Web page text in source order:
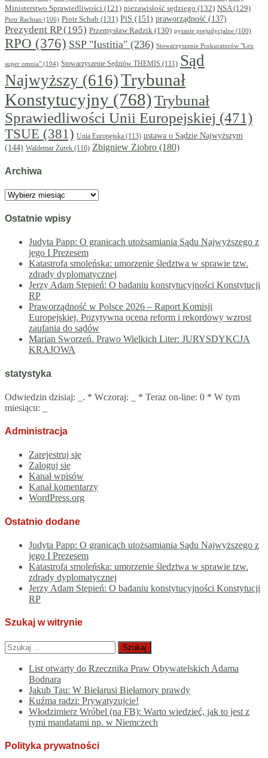
Ministerstwo Sprawiedliwości (121) niezawisłość sędziego (132) NSA(129)
Piotr Rachtan (106) Piotr Schab (131) PiS (151) praworządność (137)
Prezydent RP(195) Przemysław Radzik (130) pytanie prejudycjalne (100)
RPO (376) SSP "Iustitia" (236) Stowarzyszenie Prokuratorów "Lex
super omnia" (104) Stowarzyszenie Sędziów THEMIS (111) Sąd
Najwyższy (616)Trybunał
Konstytucyjny (768)Trybunał
Sprawiedliwości Unii Europejskiej (471)
TSUE (381) Unia Europejska (113) ustawa o Sądzie Najwyższym
(144) Waldemar Żurek (116) Zbigniew Ziobro (180)
Archiwa
Archiwa
Ostatnie wpisy
Judyta Papp: O granicach utożsamiania Sądu Najwyższego z
jego I Prezesem
Katastrofa smoleńska: umorzenie śledztwa w sprawie tzw.
zdrady dyplomatycznej
Jerzy Adam Stępień: O badaniu konstytucyjności Konstytucji
RP
Praworządność w Polsce 2026 – Raport Komisji
Europejskiej. Pozytywna ocena reform i rekordowy wzrost
zaufania do sądów
Marian Sworzeń. Prawo Wielkich Liter: JURYSDYKCJA
KRAJOWA
statystyka
Odwiedzin dzisiaj: . * Wczoraj:
* Teraz on-line: 0 * W tym
miesiącu:
Administracja
Zarejestruj się
Zaloguj się
Kanał wpisów
Kanał komentarzy
WordPress.org
Ostatnio dodane
Judyta Papp: O granicach utożsamiania Sądu Najwyższego z
jego I Prezesem
Katastrofa smoleńska: umorzenie śledztwa w sprawie tzw.
zdrady dyplomatycznej
Jerzy Adam Stępień: O badaniu konstytucyjności Konstytucji
RP
Szukaj w witrynie
Szukaj:
List otwarty do Rzecznika Praw Obywatelskich Adama
Bodnara
Jakub Tau: W Biełarusi Biełamory prawdy
Kuźma radzi: Prywatyzujcie!
Włodzimierz Wróbel (na FB): Warto wiedzieć, jak to jest z
tymi mandatami np. w Niemczech
Polityka prywatności